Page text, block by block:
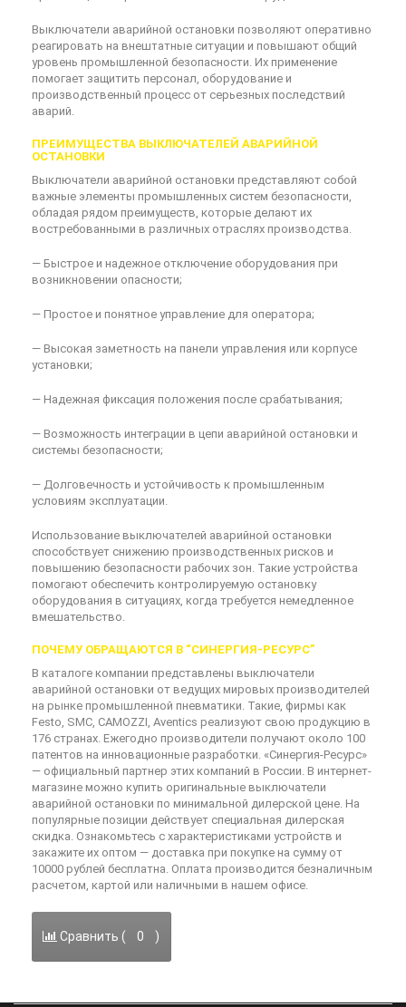
Выключатели аварийной остановки позволяют оперативно
реагировать на внештатные ситуации и повышают общий
уровень промышленной безопасности. Их применение
помогает защитить персонал, оборудование и
производственный процесс от серьезных последствий
аварий.
ПРЕИМУЩЕСТВА ВЫКЛЮЧАТЕЛЕЙ АВАРИЙНОЙ
ОСТАНОВКИ
Выключатели аварийной остановки представляют собой
важные элементы промышленных систем безопасности,
обладая рядом преимуществ, которые делают их
востребованными в различных отраслях производства.
— Быстрое и надежное отключение оборудования при
возникновении опасности;
— Простое и понятное управление для оператора;
— Высокая заметность на панели управления или корпусе
установки;
— Надежная фиксация положения после срабатывания;
— Возможность интеграции в цепи аварийной остановки и
системы безопасности;
— Долговечность и устойчивость к промышленным
условиям эксплуатации.
Использование выключателей аварийной остановки
способствует снижению производственных рисков и
повышению безопасности рабочих зон. Такие устройства
помогают обеспечить контролируемую остановку
оборудования в ситуациях, когда требуется немедленное
вмешательство.
ПОЧЕМУ ОБРАЩАЮТСЯ В “СИНЕРГИЯ-РЕСУРС”
В каталоге компании представлены выключатели
аварийной остановки от ведущих мировых производителей
на рынке промышленной пневматики. Такие, фирмы как
Festo, SMC, CAMOZZI, Aventics реализуют свою продукцию в
176 странах. Ежегодно производители получают около 100
патентов на инновационные разработки. «Синергия-Ресурс»
— официальный партнер этих компаний в России. В интернет-
магазине можно купить оригинальные выключатели
аварийной остановки по минимальной дилерской цене. На
популярные позиции действует специальная дилерская
скидка. Ознакомьтесь с характеристиками устройств и
закажите их оптом — доставка при покупке на сумму от
10000 рублей бесплатна. Оплата производится безналичным
расчетом, картой или наличными в нашем офисе.
Сравнить ( 0 )